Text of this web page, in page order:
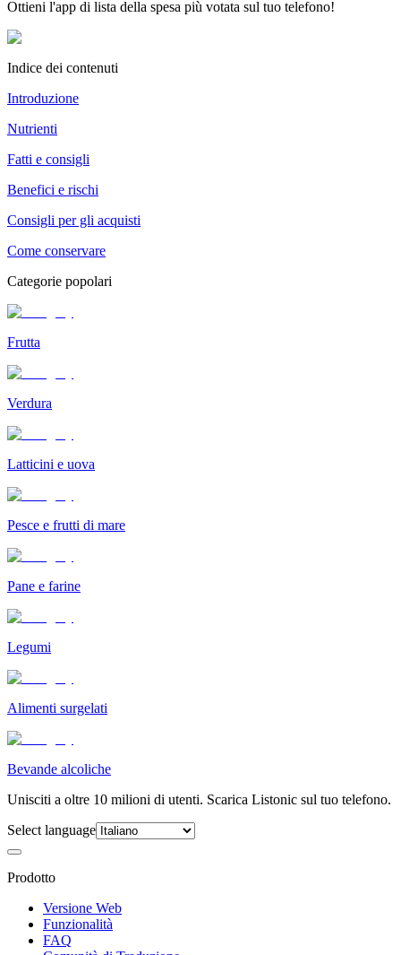
Ottieni l'app di lista della spesa più votata sul tuo telefono!
Indice dei contenuti
Introduzione
Nutrienti
Fatti e consigli
Benefici e rischi
Consigli per gli acquisti
Come conservare
Categorie popolari
Frutta
Verdura
Latticini e uova
Pesce e frutti di mare
Pane e farine
Legumi
Alimenti surgelati
Bevande alcoliche
Unisciti a oltre 10 milioni di utenti. Scarica Listonic sul tuo telefono.
Select language
Prodotto
Versione Web
Funzionalità
FAQ